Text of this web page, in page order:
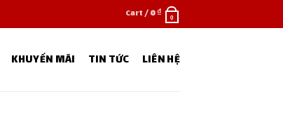
Cart /0₫ 0
KHUYẾN MÃI TIN TỨC LIÊN HỆ